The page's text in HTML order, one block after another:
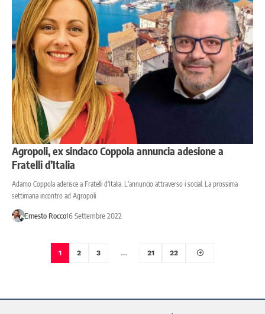
Agropoli, ex sindaco Coppola annuncia adesione a
Fratelli d’Italia
Adamo Coppola aderisce a Fratelli d'Italia. L'annuncio attraverso i social. La prossima
settimana incontro ad Agropoli
Ernesto Rocco16 Settembre 2022
1 2 3 … 21 22